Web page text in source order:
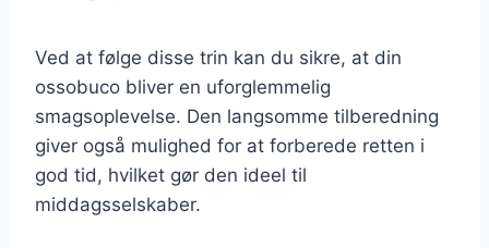
Ved at følge disse trin kan du sikre, at din
ossobuco bliver en uforglemmelig
smagsoplevelse. Den langsomme tilberedning
giver også mulighed for at forberede retten i
god tid, hvilket gør den ideel til
middagsselskaber.